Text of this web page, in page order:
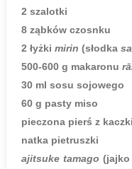
2 szalotki
8 ząbków czosnku
2 łyżki mirin (słodka
500-600 g makaronu
30 ml sosu sojowego
60 g pasty miso
pieczona pierś z kaczki
natka pietruszki
ajitsuke tamago (jajko